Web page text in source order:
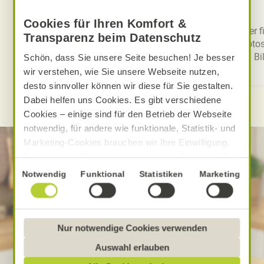
Cookies für Ihren Komfort &
Transparenz beim Datenschutz
Schön, dass Sie unsere Seite besuchen! Je besser
wir verstehen, wie Sie unsere Webseite nutzen,
desto sinnvoller können wir diese für Sie gestalten.
Dabei helfen uns Cookies. Es gibt verschiedene
Cookies – einige sind für den Betrieb der Webseite
notwendig, für andere wie funktionale, Statistik- und
Marketing-Cookies brauchen wir Ihre Einwilligung.
Das optimale Nutzererlebnis erhalten Sie, wenn Sie
„Alle Cookies erlauben“ anklicken. Ihre Einwilligung
umfasst in diesem Fall auch den Einsatz von
Dienstleistern in Drittländern, die kein mit der EU
Sofern personenbezogene Daten dorthin übermittelt
werden, besteht das Risiko, dass diese erfasst und
analysiert werden und Betroffenenrechte nicht
Einwilligungsauswahl
Notwendig Funktional Statistiken Marketing
Auswahl erlauben
Nur notwendige Cookies verwenden
Informationen über Alnatura